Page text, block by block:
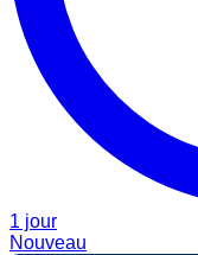
1 jour
Nouveau